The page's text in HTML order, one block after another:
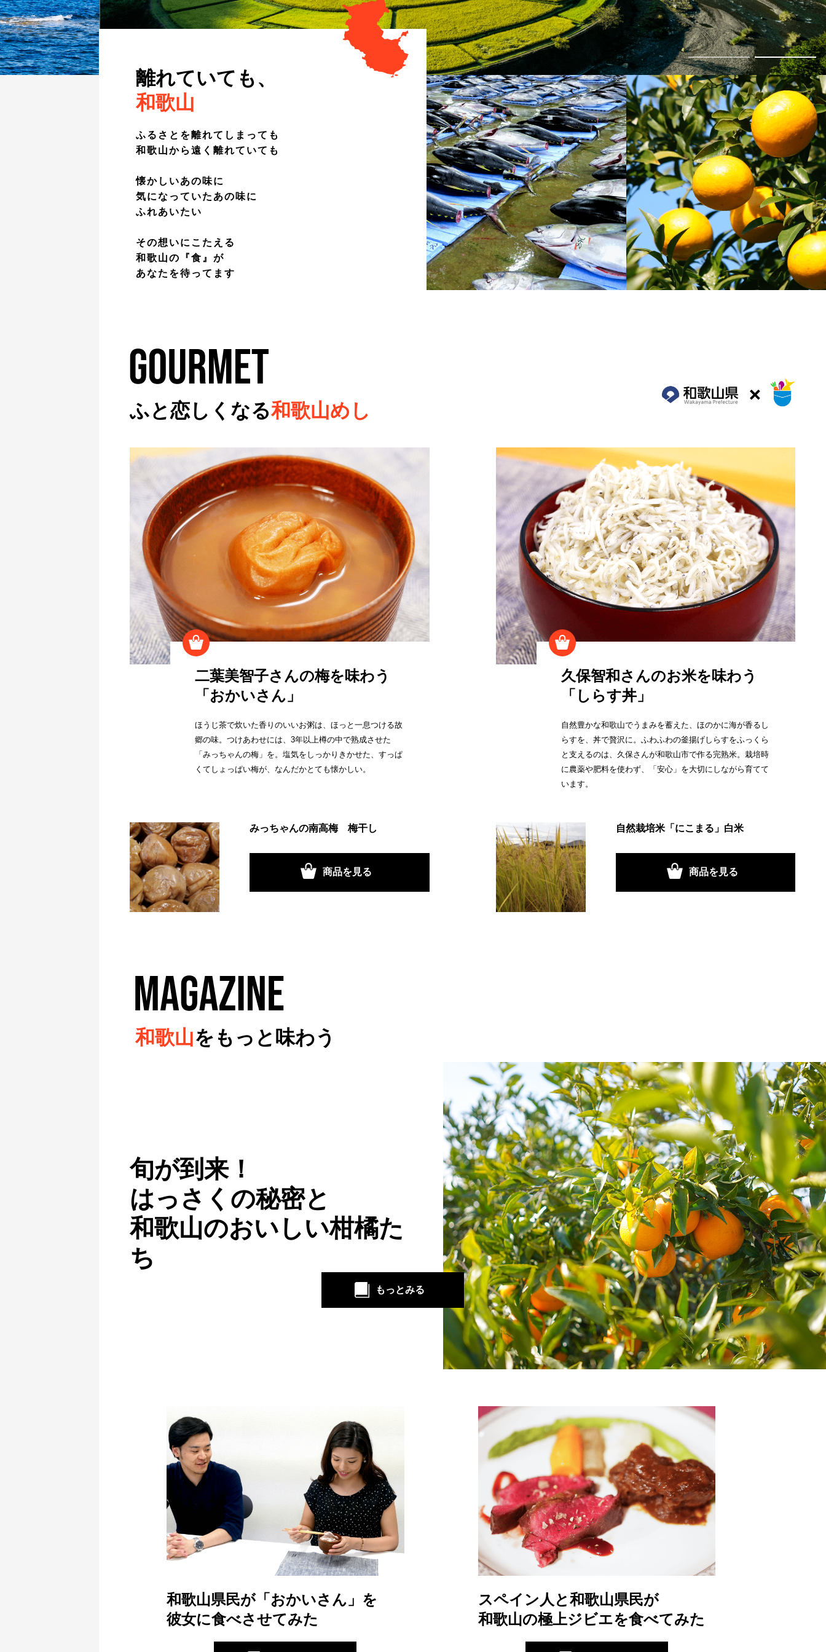
離れていても、
和歌山
ふるさとを離れてしまっても
和歌山から遠く離れていても
懐かしいあの味に
気になっていたあの味に
ふれあいたい
その想いにこたえる
和歌山の『食』が
あなたを待ってます
ふと恋しくなる和歌山めし
二葉美智子さんの梅を味わう
「おかいさん」
ほうじ茶で炊いた香りのいいお粥は、ほっと一息つける故
郷の味。つけあわせには、3年以上樽の中で熟成させた
「みっちゃんの梅」を。塩気をしっかりきかせた、すっぱ
くてしょっぱい梅が、なんだかとても懐かしい。
みっちゃんの南高梅 梅干し
商品を見る
久保智和さんのお米を味わう
「しらす丼」
自然豊かな和歌山でうまみを蓄えた、ほのかに海が香るし
らすを、丼で贅沢に。ふわふわの釜揚げしらすをふっくら
と支えるのは、久保さんが和歌山市で作る完熟米。栽培時
に農薬や肥料を使わず、「安心」を大切にしながら育てて
います。
自然栽培米「にこまる」白米
商品を見る
和歌山をもっと味わう
旬が到来！
はっさくの秘密と
和歌山のおいしい柑橘た
ち
もっとみる
和歌山県民が「おかいさん」を
彼女に食べさせてみた
スペイン人と和歌山県民が
和歌山の極上ジビエを食べてみた